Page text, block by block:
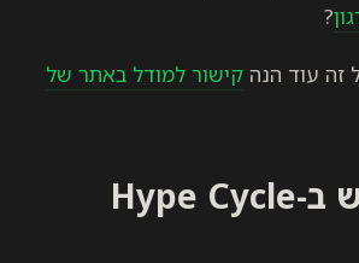
?
זה עוד הנה קישור למודל באתר של
איך להשתמש ב-Hype Cycle